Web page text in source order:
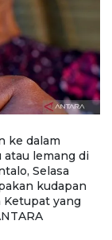
ke dalam
lemang di
Selasa
kudapan
Ketupat yang